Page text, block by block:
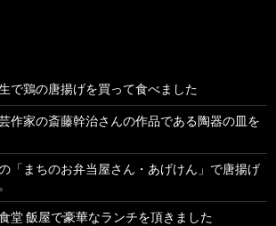
で鶏の唐揚げを買って食べました
作家の斎藤幹治さんの作品である陶器の皿を
「まちのお弁当屋さん・あげけん」で唐揚げ
堂 飯屋で豪華なランチを頂きました